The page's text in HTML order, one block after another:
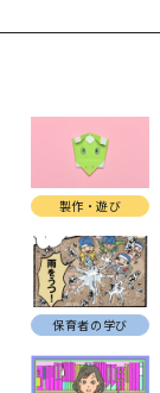
製作・遊び
保育者の学び